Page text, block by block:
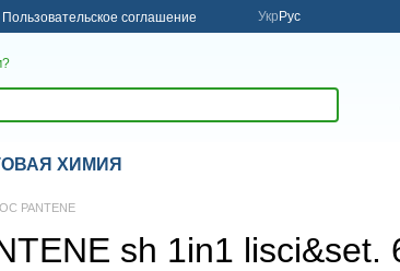
Пользовательское соглашение Укр Рус
ХИМИЯ
PANTENE
sh 1in1 lisci&set.